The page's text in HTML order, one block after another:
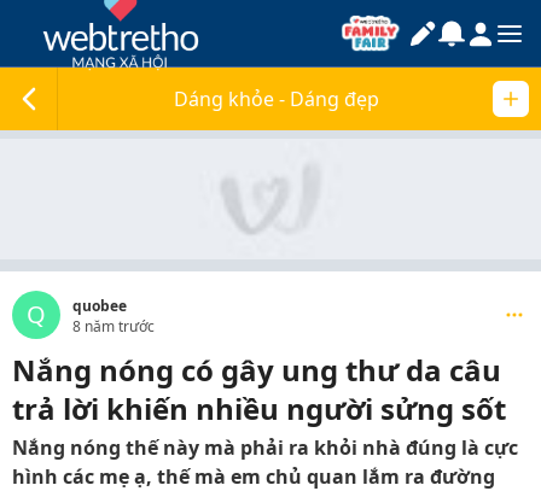
Dáng khỏe - Dáng đẹp
Q
quobee
8 năm trước
Nắng nóng có gây ung thư da câu
trả lời khiến nhiều người sửng sốt
Nắng nóng thế này mà phải ra khỏi nhà đúng là cực
hình các mẹ ạ, thế mà em chủ quan lắm ra đường